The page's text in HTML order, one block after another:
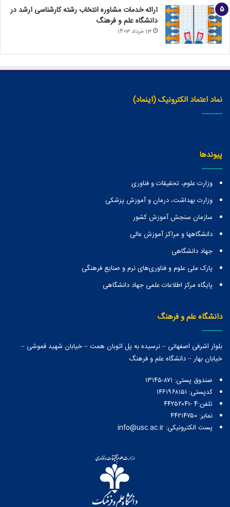
ارائه خدمات مشاوره انتخاب رشته کارشناسی ارشد در
دانشگاه علم و فرهنگ
13 خرداد 1403
نماد اعتماد الکترونیک (اینماد)
پیوندها
وزارت علوم، تحقیقات و فناوری
وزارت بهداشت، درمان و آموزش پزشکی
سازمان سنجش آموزش کشور
دانشگاهها و مراكز آموزش عالی
جهاد دانشگاهی
پارک ملی علوم و فناوری‌های نرم و صنایع فرهنگی
پایگاه مرکز اطلاعات علمی جهاد دانشگاهی
دانشگاه علم و فرهنگ
بلوار اشرفی اصفهانی – نرسیده به پل اتوبان همت – خیابان شهید قموشی –
خیابان بهار – دانشگاه علم و فرهنگ
صندوق پستی:‌ ۸۷۱-۱۳۱۴۵
کدپستی: ۱۴۶۱۹۶۸۱۵۱
تلفن:4 -۴۴۲۵۲۰۴۱
نمابر: ۴۴۲۱۴۷۵۰
پست الکترونیکی: info@usc.ac.ir